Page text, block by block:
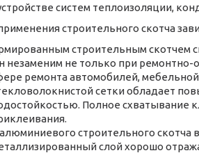
систем теплоизоляции,
строительного скотча
строительным скотчем
незаменим не только при ремонтно-
ремонта автомобилей,
сетки обладает
Полное схватывание
строительного скотча
слой хорошо